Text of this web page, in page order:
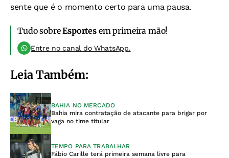
sente que é o momento certo para uma pausa.
Tudo sobreEsportesem primeira mão!
Entre no canal do WhatsApp.
Leia Também:
BAHIA NO MERCADO
Bahia mira contratação de atacante para brigar por
vaga no time titular
TEMPO PARA TRABALHAR
Fábio Carille terá primeira semana livre para